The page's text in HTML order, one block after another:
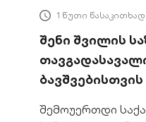
1 წუთი წასაკითხად
შენი შვილის
ბავშვებისთვის
შემოუერთდი